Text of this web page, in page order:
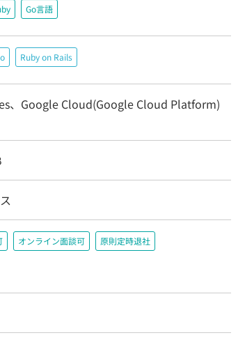
Go言語
Ruby on Rails
、Google Cloud(Google Cloud Platform)
オンライン面談可 原則定時退社